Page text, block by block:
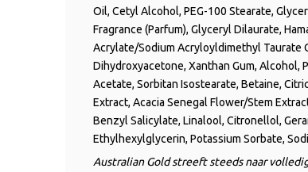
Oil, Cetyl Alcohol, PEG-100 Stearate,
Fragrance (Parfum), Glyceryl Dilaurate,
Acrylate/Sodium Acryloyldimethyl Taurate
Dihydroxyacetone, Xanthan Gum, Alcohol,
Acetate, Sorbitan Isostearate, Betaine,
Extract, Acacia Senegal Flower/Stem
Benzyl Salicylate, Linalool, Citronellol,
Ethylhexylglycerin, Potassium Sorbate,
Australian Gold streeft steeds naar